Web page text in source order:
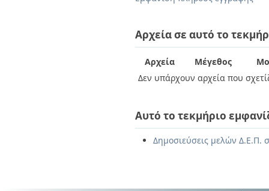
Αρχεία σε αυτό το
Αρχεία Μέγεθος
Δεν υπάρχουν αρχεία που
Αυτό το τεκμήριο
Δημοσιεύσεις μελών Δ.Ε.Π.